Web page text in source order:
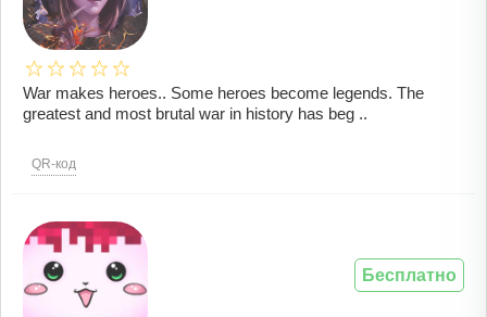
War makes heroes.. Some heroes become legends. The
greatest and most brutal war in history has beg ..
QR-код
Бесплатно